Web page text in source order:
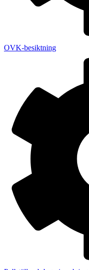
OVK-besiktning